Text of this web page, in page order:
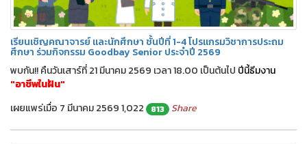
เรียนเชิญคณาจารย์ และนักศึกษา ชั้นปีที่ 1-4 โปรแกรมวิชาการประถม
ศึกษา ร่วมกิจกรรม Goodbay Senior ประจำปี 2569
พบกัน!! คืนวันเสาร์ที่ 21 มีนาคม 2569 เวลา 18.00 เป็นต้นไป ปีนี้ธีมงาน
"อาชีพในฝัน"
เผยแพร่เมื่อ 7 มีนาคม 25691,022 813 Share